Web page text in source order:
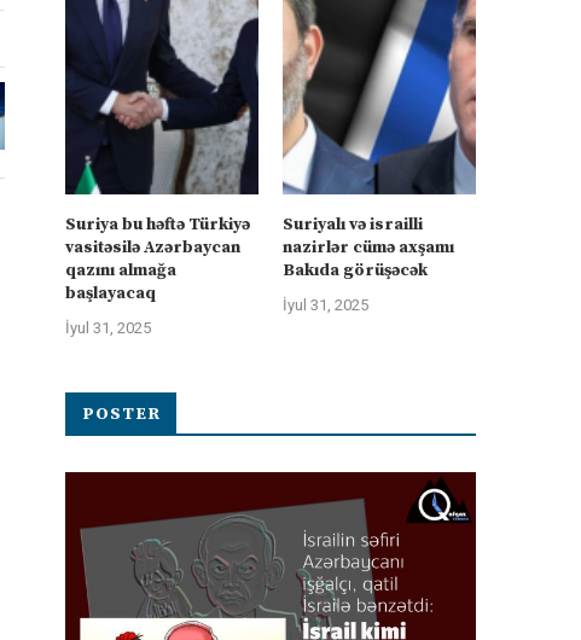
“Müharibəyə görə kompensasiya və
təhlükəsizlik zəmanətləri”: İran
ABŞ-la...
İyul 31, 2025
Kanadanın İsrailə silah
hökumətin qadağasına
Suriya bu həftə Türkiyə
vasitəsilə Azərbaycan
qazını almağa
başlayacaq
İyul 31, 2025
Suriyalı və israilli
nazirlər cümə axşamı
Bakıda görüşəcək
İyul 31, 2025
POSTER